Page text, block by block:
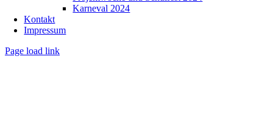
Karneval 2024
Kontakt
Impressum
Page load link